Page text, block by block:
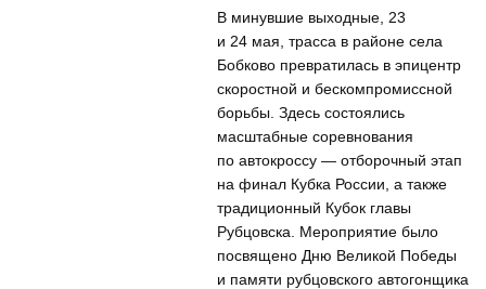
В минувшие выходные, 23
и 24 мая, трасса в районе села
Бобково превратилась в эпицентр
скоростной и бескомпромиссной
борьбы. Здесь состоялись
масштабные соревнования
по автокроссу — отборочный этап
на финал Кубка России, а также
традиционный Кубок главы
Рубцовска. Мероприятие было
посвящено Дню Великой Победы
и памяти рубцовского автогонщика